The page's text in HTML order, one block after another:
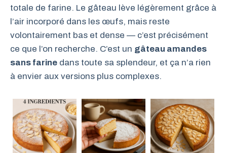
totale de farine. Le gâteau lève légèrement grâce à
l’air incorporé dans les œufs, mais reste
volontairement bas et dense — c’est précisément
ce que l’on recherche. C’est un gâteau amandes
sans farine dans toute sa splendeur, et ça n’a rien
à envier aux versions plus complexes.